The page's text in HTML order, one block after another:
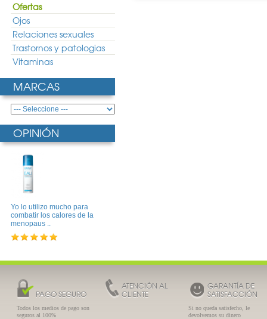
Ofertas
Ojos
Relaciones sexuales
Trastornos y patologias
Vitaminas
MARCAS
OPINIÓN
Yo lo utilizo mucho para
combatir los calores de la
menopaus ..
PAGO SEGURO
Todos los medios de pago son
seguros al 100%
ATENCIÓN AL
CLIENTE
GARANTÍA DE
SATISFACCIÓN
Si no queda satisfecho, le
devolvemos su dinero